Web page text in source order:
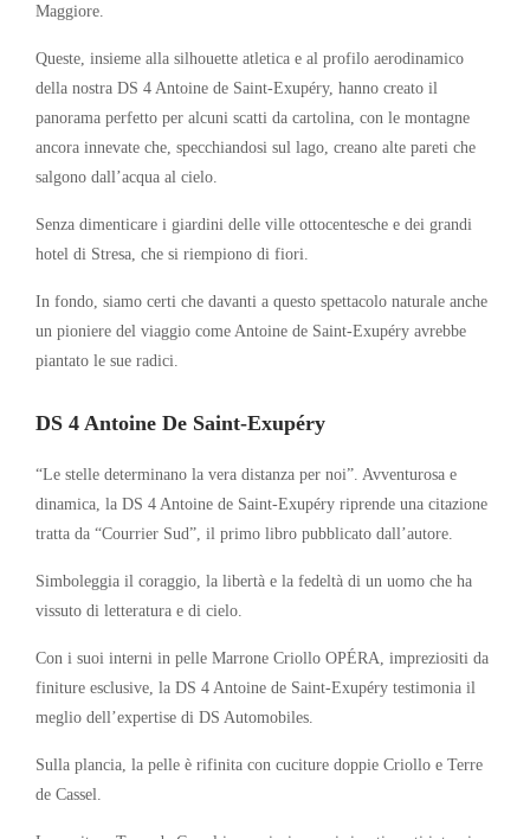
Maggiore.
Queste, insieme alla silhouette atletica e al profilo aerodinamico
della nostra DS 4 Antoine de Saint-Exupéry, hanno creato il
panorama perfetto per alcuni scatti da cartolina, con le montagne
ancora innevate che, specchiandosi sul lago, creano alte pareti che
salgono dall’acqua al cielo.
Senza dimenticare i giardini delle ville ottocentesche e dei grandi
hotel di Stresa, che si riempiono di fiori.
In fondo, siamo certi che davanti a questo spettacolo naturale anche
un pioniere del viaggio come Antoine de Saint-Exupéry avrebbe
piantato le sue radici.
DS 4 Antoine De Saint-Exupéry
“Le stelle determinano la vera distanza per noi”. Avventurosa e
dinamica, la DS 4 Antoine de Saint-Exupéry riprende una citazione
tratta da “Courrier Sud”, il primo libro pubblicato dall’autore.
Simboleggia il coraggio, la libertà e la fedeltà di un uomo che ha
vissuto di letteratura e di cielo.
Con i suoi interni in pelle Marrone Criollo OPÉRA, impreziositi da
finiture esclusive, la DS 4 Antoine de Saint-Exupéry testimonia il
meglio dell’expertise di DS Automobiles.
Sulla plancia, la pelle è rifinita con cuciture doppie Criollo e Terre
de Cassel.